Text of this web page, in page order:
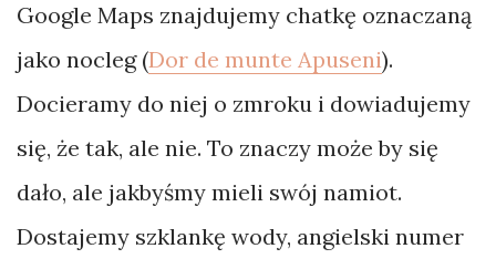
Google Maps znajdujemy chatkę oznaczaną
jako nocleg (Dor de munte Apuseni).
Docieramy do niej o zmroku i dowiadujemy
się, że tak, ale nie. To znaczy może by się
dało, ale jakbyśmy mieli swój namiot.
Dostajemy szklankę wody, angielski numer